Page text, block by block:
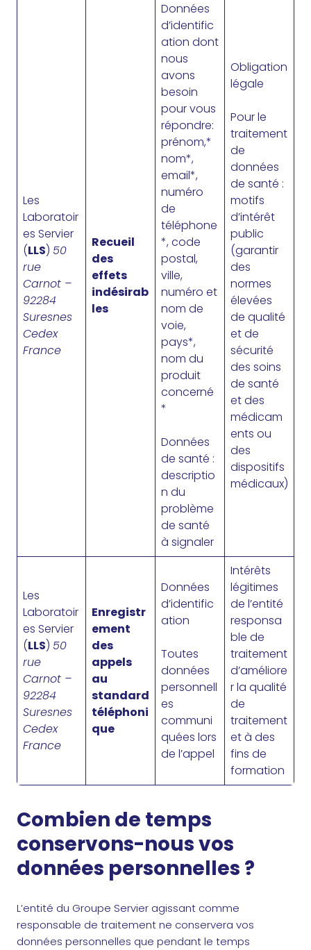
Les
Laboratoir
es Servier
(LLS) 50
rue
Carnot –
92284
Suresnes
Cedex
France
Recueil
des
effets
indésirab
les
Données
d’identific
ation dont
nous
avons
besoin
pour vous
répondre:
prénom,*
nom*,
email*,
numéro
de
téléphone
*, code
postal,
ville,
numéro et
nom de
voie,
pays*,
nom du
produit
concerné
*
Données
de santé :
descriptio
n du
problème
de santé
à signaler
Obligation
légale
Pour le
traitement
de
données
de santé :
motifs
d’intérêt
public
(garantir
des
normes
élevées
de qualité
et de
sécurité
des soins
de santé
et des
médicam
ents ou
des
dispositifs
médicaux)
Les
Laboratoir
es Servier
(LLS) 50
rue
Carnot –
92284
Suresnes
Cedex
France
Enregistr
ement
des
appels
au
standard
téléphoni
que
Données
d’identific
ation
Toutes
données
personnell
es
communi
quées lors
de l’appel
Intérêts
légitimes
de l’entité
responsa
ble de
traitement
d’améliore
r la qualité
de
traitement
et à des
fins de
formation
Combien de temps
conservons-nous vos
données personnelles ?
L’entité du Groupe Servier agissant comme
responsable de traitement ne conservera vos
données personnelles que pendant le temps